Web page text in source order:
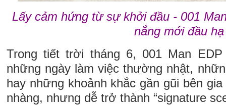
Lấy cảm hứng từ sự khởi đầu - 001
nắng mới đầu hạ
Trong tiết trời tháng 6, 001 Man
những ngày làm việc thường nhật,
hay những khoảnh khắc gần gũi bên
nhàng, nhưng dễ trở thành “signature